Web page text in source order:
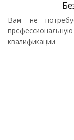
Вам не
квалификации